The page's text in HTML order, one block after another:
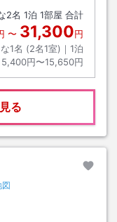
2名 1泊 1部屋 合計
〜 31,300円
1名 (2名1室)｜ 1泊
5,400円〜15,650円
る
図